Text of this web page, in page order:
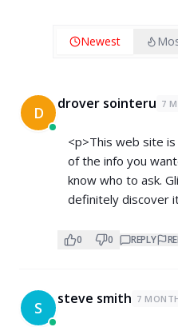
Newest
D drover sointeru 7
<p>This web site
of the info you
know who to ask.
definitely discover
0 0 REPLY
S steve smith 7